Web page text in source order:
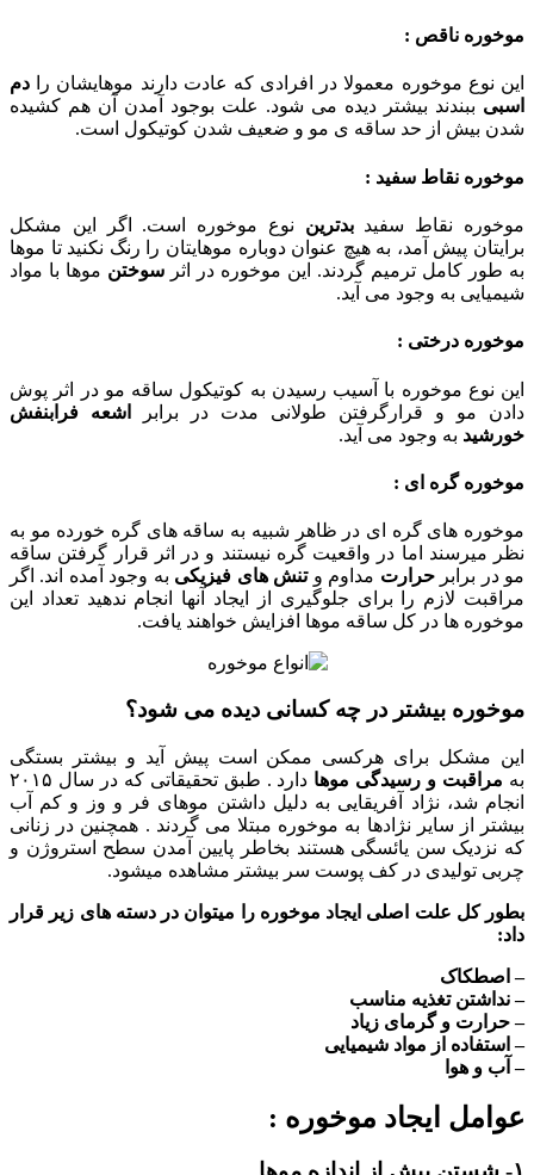
موخوره ناقص :
این نوع موخوره معمولا در افرادی که عادت دارند موهایشان را دم
اسبی ببندند بیشتر دیده می شود. علت بوجود آمدن آن هم کشیده
شدن بیش از حد ساقه ی مو و ضعیف شدن کوتیکول است.
موخوره نقاط سفید :
موخوره‌ نقاط سفید بدترین نوع موخوره است. اگر این مشکل
برایتان پیش آمد، به هیچ عنوان دوباره موهایتان را رنگ نکنید تا موها
به طور کامل ترمیم گردند. این موخوره در اثر سوختن موها با مواد
شیمیایی به وجود می آید.
موخوره درختی :
این نوع موخوره با آسیب رسیدن به کوتیکول ساقه مو در اثر پوش
دادن مو و قرارگرفتن طولانی مدت در برابر
اشعه
فرابنفش
خورشید به وجود می آید.
موخوره گره ای :
موخوره های گره ای در ظاهر شبیه به ساقه های گره خورده مو به
نظر میرسند اما در واقعیت گره نیستند و در اثر قرار گرفتن ساقه
مو در برابرحرارت مداوم و تنش های فیزیکی به وجود آمده اند. اگر
مراقبت لازم را برای جلوگیری از ایجاد آنها انجام ندهید تعداد این
موخوره ها در کل ساقه موها افزایش خواهند یافت.
موخوره بیشتر در چه کسانی دیده می شود؟
این مشکل برای هرکسی ممکن است پیش آید و بیشتر بستگی
به مراقبت و رسیدگی موها
دارد . طبق تحقیقاتی که در سال ۲۰۱۵
انجام شد، نژاد آفریقایی به دلیل داشتن موهای فر و وز و کم آب
بیشتر از سایر نژادها به موخوره مبتلا می گردند . همچنین در زنانی
که نزدیک سن یائسگی هستند بخاطر پایین آمدن سطح استروژن و
چربی تولیدی در کف پوست سر بیشتر مشاهده میشود.
بطور کل علت اصلی ایجاد موخوره را میتوان در دسته های زیر قرار
داد:
– اصطکاک
– نداشتن تغذیه مناسب
– حرارت و گرمای زیاد
– استفاده از مواد شیمیایی
– آب و هوا
عوامل ایجاد موخوره :